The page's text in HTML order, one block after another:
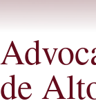
de